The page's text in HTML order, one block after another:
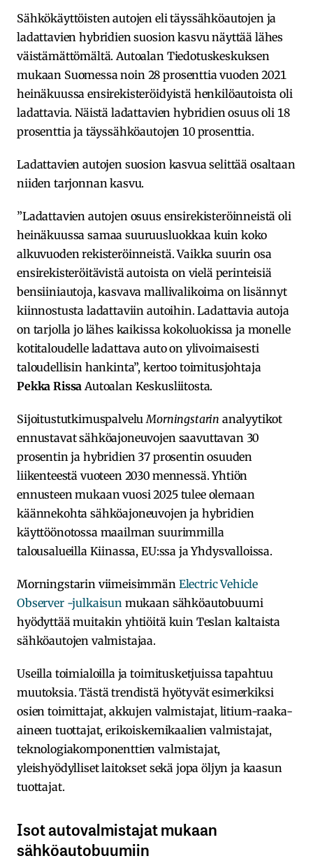
Sähkökäyttöisten autojen eli täyssähköautojen ja
ladattavien hybridien suosion kasvu näyttää lähes
väistämättömältä. Autoalan Tiedotuskeskuksen
mukaan Suomessa noin 28 prosenttia vuoden 2021
heinäkuussa ensirekisteröidyistä henkilöautoista oli
ladattavia. Näistä ladattavien hybridien osuus oli 18
prosenttia ja täyssähköautojen 10 prosenttia.
Ladattavien autojen suosion kasvua selittää osaltaan
niiden tarjonnan kasvu.
”Ladattavien autojen osuus ensirekisteröinneistä oli
heinäkuussa samaa suuruusluokkaa kuin koko
alkuvuoden rekisteröinneistä. Vaikka suurin osa
ensirekisteröitävistä autoista on vielä perinteisiä
bensiiniautoja, kasvava mallivalikoima on lisännyt
kiinnostusta ladattaviin autoihin. Ladattavia autoja
on tarjolla jo lähes kaikissa kokoluokissa ja monelle
kotitaloudelle ladattava auto on ylivoimaisesti
taloudellisin hankinta”, kertoo toimitusjohtaja
Pekka Rissa Autoalan Keskusliitosta.
SijoitustutkimuspalveluMorningstarin analyytikot
ennustavat sähköajoneuvojen saavuttavan 30
prosentin ja hybridien 37 prosentin osuuden
liikenteestä vuoteen 2030 mennessä. Yhtiön
ennusteen mukaan vuosi 2025 tulee olemaan
käännekohta sähköajoneuvojen ja hybridien
käyttöönotossa maailman suurimmilla
talousalueilla Kiinassa, EU:ssa ja Yhdysvalloissa.
Morningstarin viimeisimmän Electric Vehicle
Observer -julkaisunmukaan sähköautobuumi
hyödyttää muitakin yhtiöitä kuin Teslan kaltaista
sähköautojen valmistajaa.
Useilla toimialoilla ja toimitusketjuissa tapahtuu
muutoksia. Tästä trendistä hyötyvät esimerkiksi
osien toimittajat, akkujen valmistajat, litium-raaka-
aineen tuottajat, erikoiskemikaalien valmistajat,
teknologiakomponenttien valmistajat,
yleishyödylliset laitokset sekä jopa öljyn ja kaasun
tuottajat.
Isot autovalmistajat mukaan
sähköautobuumiin